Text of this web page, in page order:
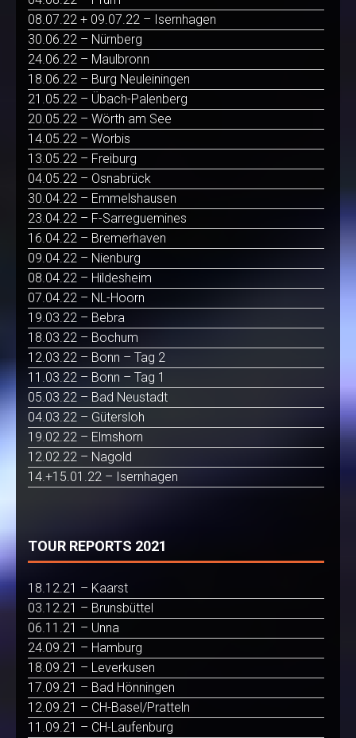
08.07.22 + 09.07.22 – Isernhagen
30.06.22 – Nürnberg
24.06.22 – Maulbronn
18.06.22 – Burg Neuleiningen
21.05.22 – Übach-Palenberg
20.05.22 – Wörth am See
14.05.22 – Worbis
13.05.22 – Freiburg
04.05.22 – Osnabrück
30.04.22 – Emmelshausen
23.04.22 – F-Sarreguemines
16.04.22 – Bremerhaven
09.04.22 – Nienburg
08.04.22 – Hildesheim
07.04.22 – NL-Hoorn
19.03.22 – Bebra
18.03.22 – Bochum
12.03.22 – Bonn – Tag 2
11.03.22 – Bonn – Tag 1
05.03.22 – Bad Neustadt
04.03.22 – Gütersloh
19.02.22 – Elmshorn
12.02.22 – Nagold
14.+15.01.22 – Isernhagen
TOUR REPORTS 2021
18.12.21 – Kaarst
03.12.21 – Brunsbüttel
06.11.21 – Unna
24.09.21 – Hamburg
18.09.21 – Leverkusen
17.09.21 – Bad Hönningen
12.09.21 – CH-Basel/Pratteln
11.09.21 – CH-Laufenburg